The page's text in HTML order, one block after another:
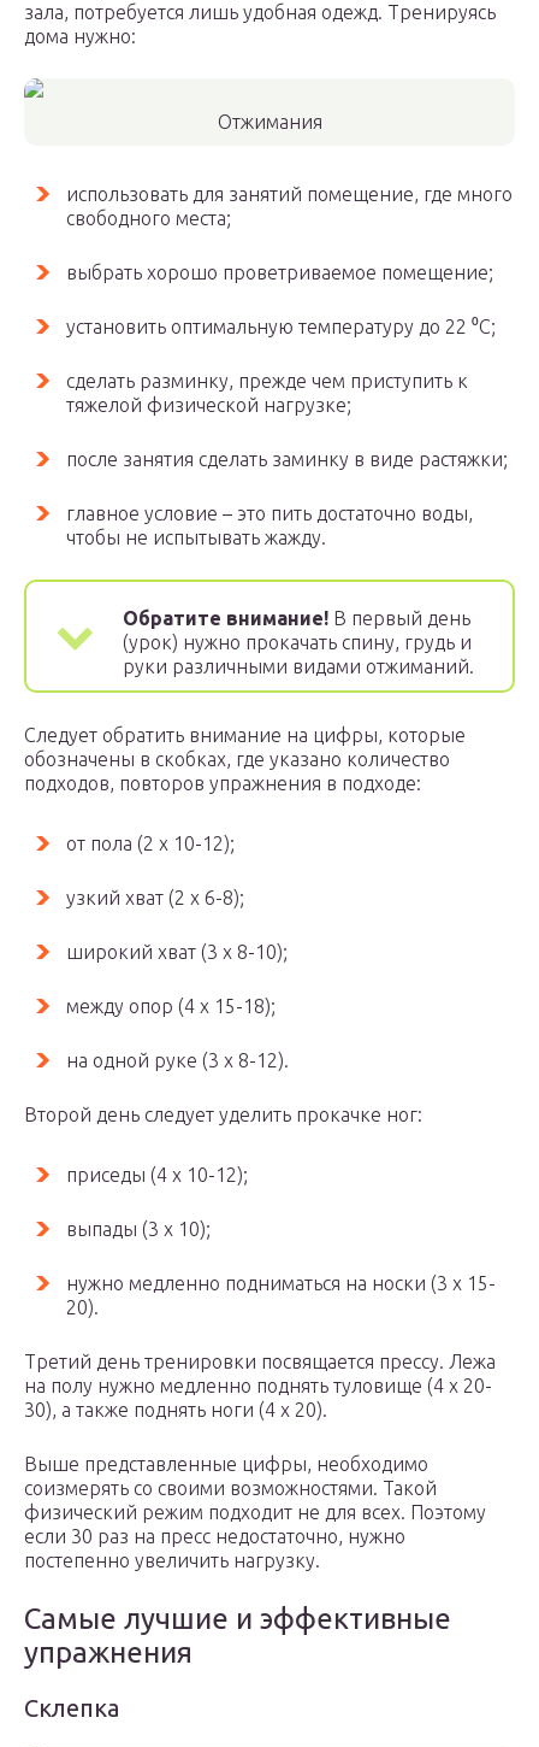
зала, потребуется лишь удобная одежд. Тренируясь
дома нужно:
Отжимания
использовать для занятий помещение, где много
свободного места;
выбрать хорошо проветриваемое помещение;
установить оптимальную температуру до 22 ⁰С;
сделать разминку, прежде чем приступить к
тяжелой физической нагрузке;
после занятия сделать заминку в виде растяжки;
главное условие – это пить достаточно воды,
чтобы не испытывать жажду.
Обратите внимание! В первый день
(урок) нужно прокачать спину, грудь и
руки различными видами отжиманий.
Следует обратить внимание на цифры, которые
обозначены в скобках, где указано количество
подходов, повторов упражнения в подходе:
от пола (2 х 10-12);
узкий хват (2 х 6-8);
широкий хват (3 х 8-10);
между опор (4 х 15-18);
на одной руке (3 х 8-12).
Второй день следует уделить прокачке ног:
приседы (4 х 10-12);
выпады (3 х 10);
нужно медленно подниматься на носки (3 х 15-
20).
Третий день тренировки посвящается прессу. Лежа
на полу нужно медленно поднять туловище (4 х 20-
30), а также поднять ноги (4 х 20).
Выше представленные цифры, необходимо
соизмерять со своими возможностями. Такой
физический режим подходит не для всех. Поэтому
если 30 раз на пресс недостаточно, нужно
постепенно увеличить нагрузку.
Самые лучшие и эффективные
упражнения
Склепка